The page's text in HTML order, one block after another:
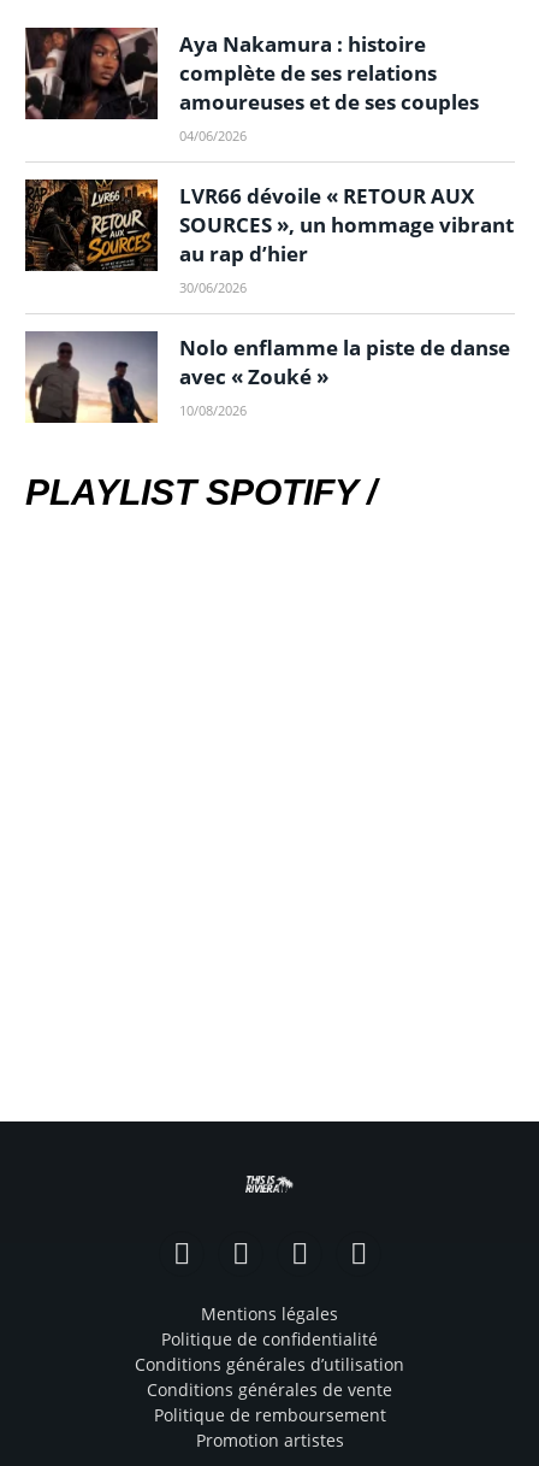
Aya Nakamura : histoire
complète de ses relations
amoureuses et de ses couples
04/06/2026
LVR66 dévoile « RETOUR AUX
SOURCES », un hommage vibrant
au rap d’hier
30/06/2026
Nolo enflamme la piste de danse
avec « Zouké »
10/08/2026
PLAYLIST SPOTIFY /
FacebookInstagramTikTok YouTube
Mentions légales
Politique de confidentialité
Conditions générales d’utilisation
Conditions générales de vente
Politique de remboursement
Promotion artistes